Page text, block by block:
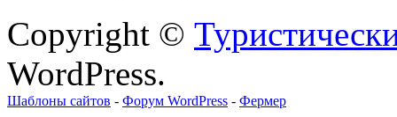
Copyright ©
WordPress.
Шаблоны сайтов - Форум WordPress - Фермер